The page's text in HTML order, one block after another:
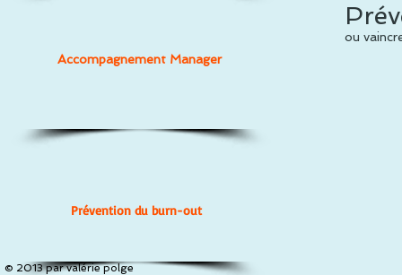
Accompagnement Manager
ou
Prévention du burn-out
© 2013 par valérie polge